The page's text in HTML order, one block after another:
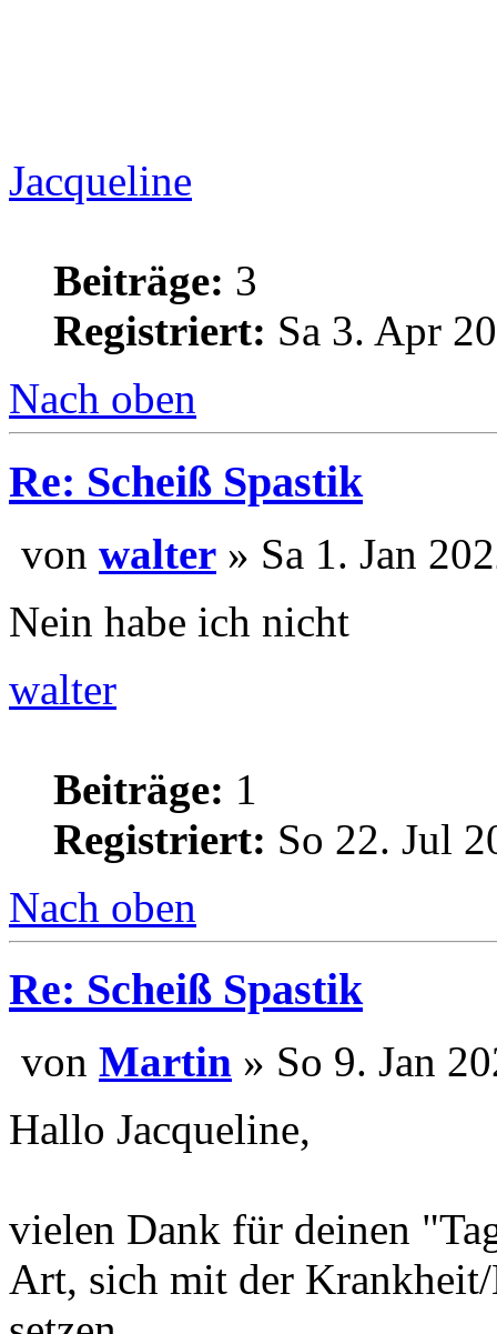
Jacqueline
Beiträge: 3
Registriert: Sa 3. Apr
Nach oben
Re: Scheiß Spastik
von walter » Sa 1. Jan
Nein habe ich nicht
walter
Beiträge: 1
Registriert: So 22. Jul
Nach oben
Re: Scheiß Spastik
von Martin » So 9. Jan
Hallo Jacqueline,
vielen Dank für deinen
Art, sich mit der